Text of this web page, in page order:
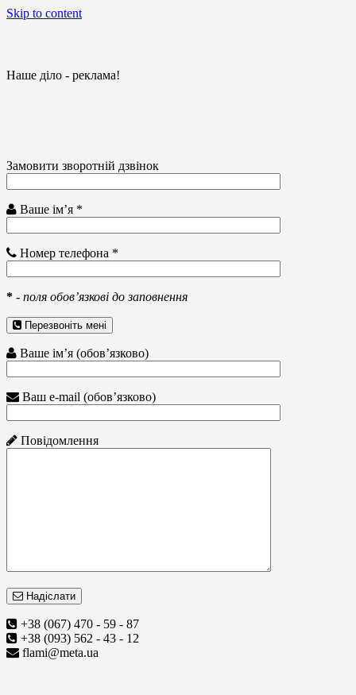
Skip to content
Наше діло - реклама!
Замовити зворотній дзвінок
Ваше ім’я *
Номер телефона *
* - поля обов’язкові до заповнення
Перезвоніть мені
Ваше ім’я (обов’язково)
Ваш e-mail (обов’язково)
Повідомлення
Надіслати
+38 (067) 470 - 59 - 87
+38 (093) 562 - 43 - 12
flami@meta.ua